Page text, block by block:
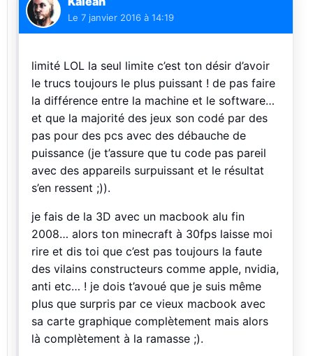
Le 7 janvier 2016 à 14:19
limité LOL la seul limite c’est ton désir d’avoir
le trucs toujours le plus puissant ! de pas faire
la différence entre la machine et le software…
et que la majorité des jeux son codé par des
pas pour des pcs avec des débauche de
puissance (je t’assure que tu code pas pareil
avec des appareils surpuissant et le résultat
s’en ressent ;)).
je fais de la 3D avec un macbook alu fin
2008… alors ton minecraft à 30fps laisse moi
rire et dis toi que c’est pas toujours la faute
des vilains constructeurs comme apple, nvidia,
anti etc… ! je dois t’avoué que je suis même
plus que surpris par ce vieux macbook avec
sa carte graphique complètement mais alors
là complètement à la ramasse ;).